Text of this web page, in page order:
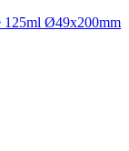
125ml Ø49x200mm